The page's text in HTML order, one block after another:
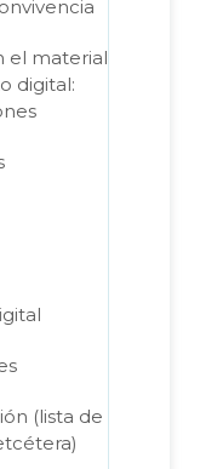
el material
digital:
(lista de